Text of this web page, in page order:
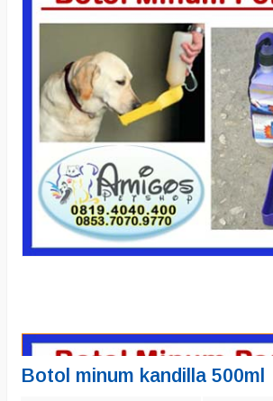
Botol minum kandilla 500ml